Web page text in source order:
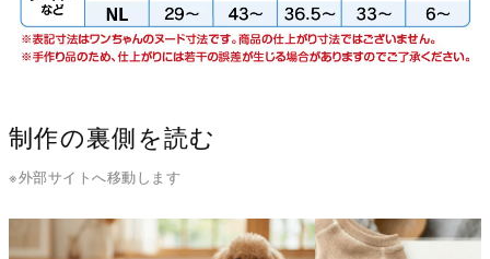
制作の裏側を読む
※外部サイトへ移動します